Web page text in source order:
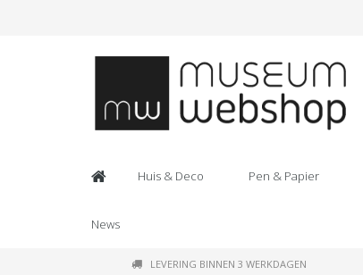
Huis & Deco Pen & Papier
News
LEVERING BINNEN 3 WERKDAGEN